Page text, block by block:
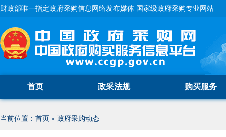
财政部唯一指定政府采购信息网络发布媒体 国家级政府采购专业网站
首页 政采法规 购买服务
当前位置： 首页 » 政府采购动态